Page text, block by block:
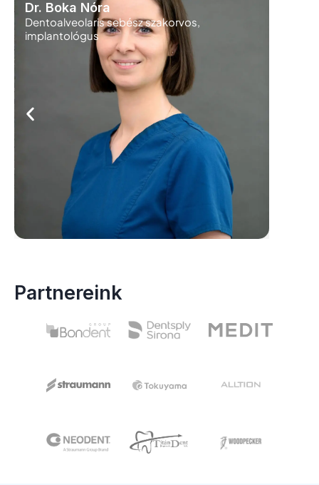
Dr. Boka Nóra
Dentoalveolaris sebész szakorvos,
implantológus
Partnereink